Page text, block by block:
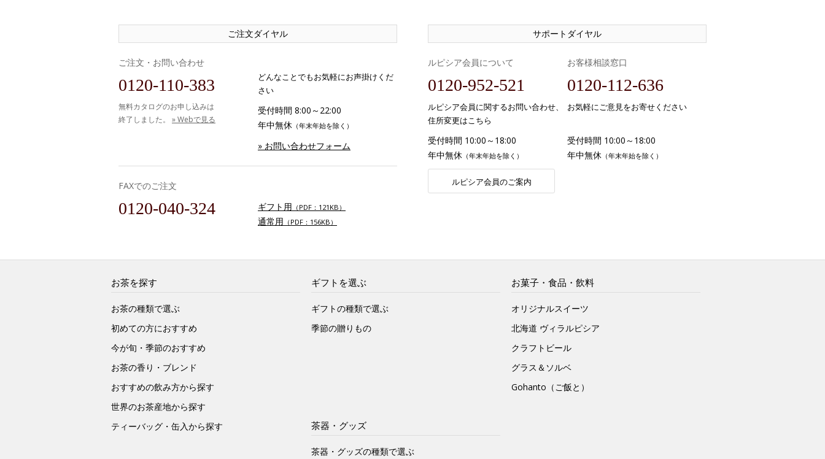
ご注文ダイヤル
ご注文・お問い合わせ
0120-110-383
無料カタログのお申し込みは
終了しました。 » Webで見る
どんなことでもお気軽にお声掛けくだ
さい
受付時間 8:00～22:00
年中無休 （年末年始を除く）
» お問い合わせフォーム
FAXでのご注文
0120-040-324 ギフト用 （PDF：121KB）
通常用 （PDF：156KB）
サポートダイヤル
ルピシア会員について
0120-952-521
ルピシア会員に関するお問い合わせ、
住所変更はこちら
受付時間 10:00～18:00
年中無休 （年末年始を除く）
ルピシア会員のご案内
お客様相談窓口
0120-112-636
お気軽にご意見をお寄せください
受付時間 10:00～18:00
年中無休 （年末年始を除く）
お茶を探す
お茶の種類で選ぶ
初めての方におすすめ
今が旬・季節のおすすめ
お茶の香り・ブレンド
おすすめの飲み方から探す
世界のお茶産地から探す
ティーバッグ・缶入から探す
ギフトを選ぶ
ギフトの種類で選ぶ
季節の贈りもの
お菓子・食品・飲料
オリジナルスイーツ
北海道 ヴィラルピシア
クラフトビール
グラス＆ソルベ
Gohanto（ご飯と）
茶器・グッズ
茶器・グッズの種類で選ぶ